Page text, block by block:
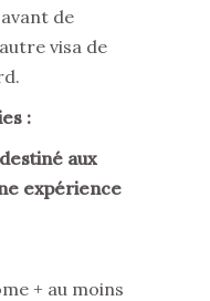
de
visa de
:
aux
expérience
+ au moins